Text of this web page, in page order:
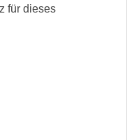
für dieses